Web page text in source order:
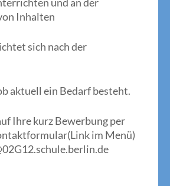
Inhalten
sich nach der
aktuell ein Bedarf besteht.
Ihre kurz Bewerbung per
im Menü)